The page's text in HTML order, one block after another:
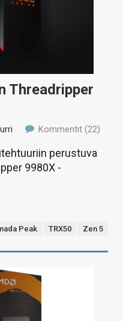
Threadripper
Kommentit (22)
perustuva
9980X -
Peak TRX50 Zen 5